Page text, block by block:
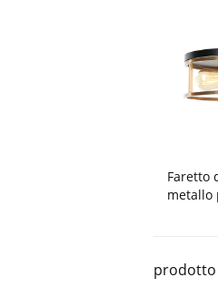
Faretto
metallo
prodotto